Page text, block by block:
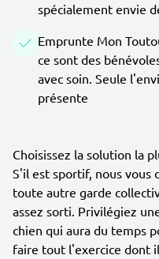
spécialement envie
Emprunte Mon
ce sont des
avec soin. Seule
présente
Choisissez la solution la
S'il est sportif, nous vous
toute autre garde
assez sorti. Privilégiez
chien qui aura du temps
faire tout l'exercice dont